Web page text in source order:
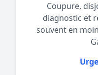
Coupure,
diagnostic et
souvent en